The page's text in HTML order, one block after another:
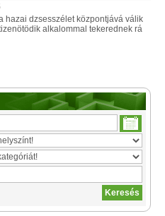
hazai dzsesszélet központjává válik
alkalommal tekerednek rá